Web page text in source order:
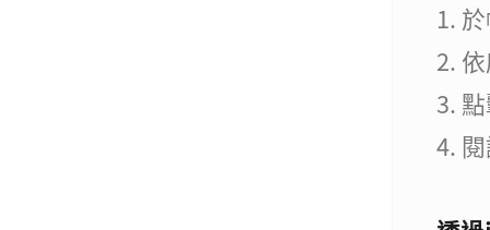
1.
2.
3.
4.